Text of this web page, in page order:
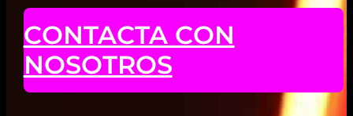
CONTACTA CON
NOSOTROS